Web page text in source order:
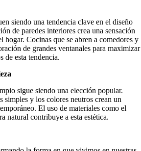
siendo una tendencia clave en el diseño
de paredes interiores crea una sensación
Cocinas que se abren a comedores y
de grandes ventanales para maximizar
de esta tendencia.
sigue siendo una elección popular.
simples y los colores neutros crean un
El uso de materiales como el
natural contribuye a esta estética.